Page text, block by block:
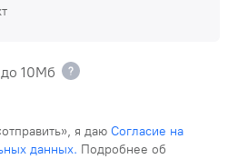
10Мб
я даю Согласие на
данных. Подробнее об